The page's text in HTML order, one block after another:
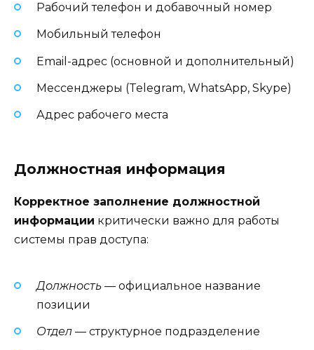
Рабочий телефон и добавочный номер
Мобильный телефон
Email-адрес (основной и дополнительный)
Мессенджеры (Telegram, WhatsApp, Skype)
Адрес рабочего места
Должностная информация
Корректное заполнение должностной
информации критически важно для работы
системы прав доступа:
Должность — официальное название
позиции
Отдел — структурное подразделение